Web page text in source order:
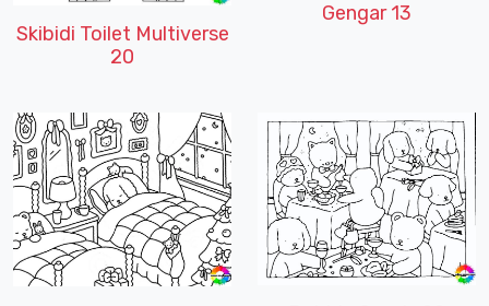
Skibidi Toilet Multiverse
20
Gengar 13